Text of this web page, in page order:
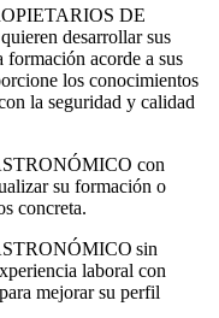
DE
desarrollar sus
formación acorde a sus
los conocimientos
la seguridad y calidad
con
su formación o
concreta.
sin
laboral con
mejorar su perfil